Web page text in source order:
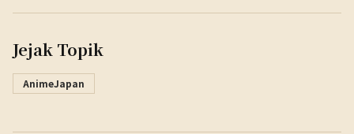
Jejak Topik
AnimeJapan